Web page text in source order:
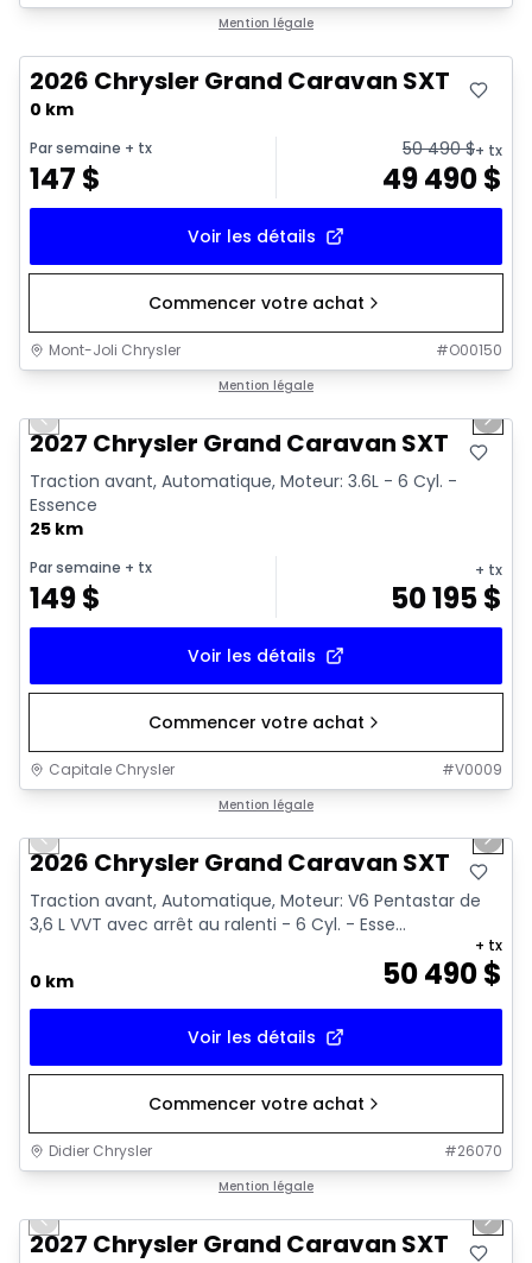
Mention légale
2026 Chrysler Grand Caravan SXT
0 km
Par semaine + tx
147 $
50 490$+ tx
49 490$
Voir les détails
Commencer votre achat
Mont-Joli Chrysler #O00150
Mention légale
Previous slide
Next
2027 Chrysler Grand Caravan SXT
Traction avant, Automatique, Moteur: 3.6L - 6 Cyl. -
Essence
25 km
Par semaine + tx
149$
+ tx
50 195$
Voir les détails
Commencer votre achat
Capitale Chrysler #V0009
Mention légale
Previous slide
Next
2026 Chrysler Grand Caravan SXT
Traction avant, Automatique, Moteur: V6 Pentastar de
3,6 L VVT avec arrêt au ralenti - 6 Cyl. - Esse...
0 km 50 490$
+ tx
Voir les détails
Commencer votre achat
Didier Chrysler #26070
Mention légale
Previous slide
Next
2027 Chrysler Grand Caravan SXT